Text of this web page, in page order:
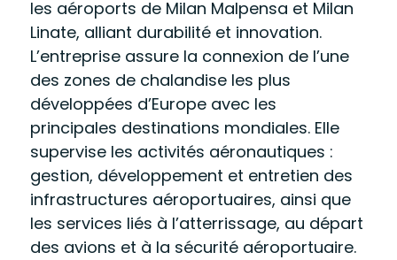
les aéroports de Milan Malpensa et Milan
Linate, alliant durabilité et innovation.
L’entreprise assure la connexion de l’une
des zones de chalandise les plus
développées d’Europe avec les
principales destinations mondiales. Elle
supervise les activités aéronautiques :
gestion, développement et entretien des
infrastructures aéroportuaires, ainsi que
les services liés à l’atterrissage, au départ
des avions et à la sécurité aéroportuaire.